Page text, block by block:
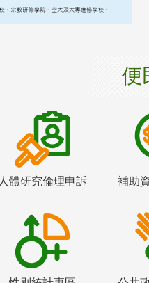
便
人體研究倫理申訴 補助